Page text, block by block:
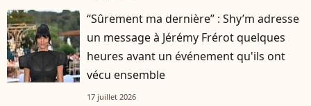
“Sûrement ma dernière” : Shy’m adresse
un message à Jérémy Frérot quelques
heures avant un événement qu'ils ont
vécu ensemble
17 juillet 2026